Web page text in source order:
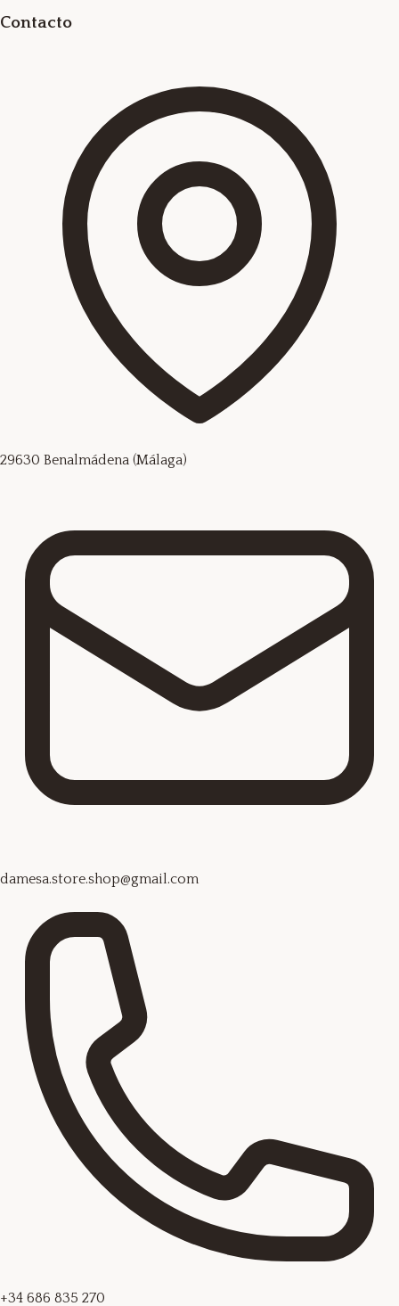
Contacto
29630 Benalmádena (Málaga)
damesa.store.shop@gmail.com
+34 686 835 270